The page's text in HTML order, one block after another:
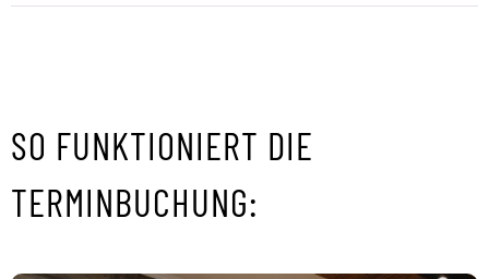
SO FUNKTIONIERT DIE
TERMINBUCHUNG: